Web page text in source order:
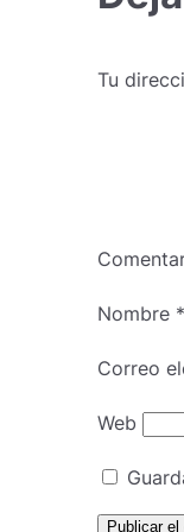
Tu
Nombre *
Correo
Web